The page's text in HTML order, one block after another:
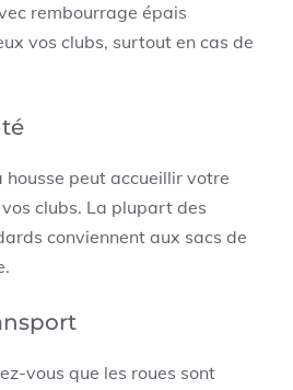
rembourrage épais
vos clubs, surtout en cas de
housse peut accueillir votre
clubs. La plupart des
conviennent aux sacs de
vous que les roues sont